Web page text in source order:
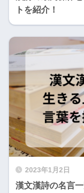
トを紹介！
2023年1月2日
漢文漢詩の名言